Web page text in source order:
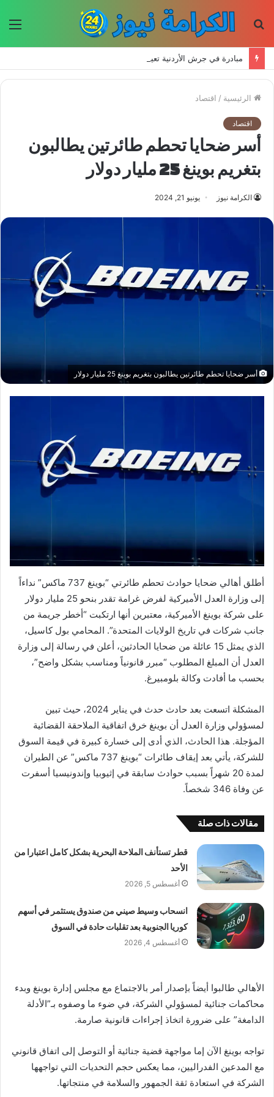
الرئيسية / اقتصاد
اقتصاد
أسر ضحايا تحطم طائرتين يطالبون
بتغريم بوينغ 25 مليار دولار
الكرامة نيوز يونيو 21, 2024
أسر ضحايا تحطم طائرتين يطالبون بتغريم بوينغ 25 مليار دولار
أطلق أهالي ضحايا حوادث تحطم طائرتي “بوينغ 737 ماكس” نداءاً
إلى وزارة العدل الأميركية لفرض غرامة تقدر بنحو 25 مليار دولار
على شركة بوينغ الأميركية، معتبرين أنها ارتكبت “أخطر جريمة من
جانب شركات في تاريخ الولايات المتحدة”. المحامي بول كاسيل،
الذي يمثل 15 عائلة من ضحايا الحادثين، أعلن في رسالة إلى وزارة
العدل أن المبلغ المطلوب “مبرر قانونياً ومناسب بشكل واضح”،
بحسب ما أفادت وكالة بلومبيرغ.
المشكلة اتسعت بعد حادث حدث في يناير 2024، حيث تبين
لمسؤولي وزارة العدل أن بوينغ خرق اتفاقية الملاحقة القضائية
المؤجلة. هذا الحادث، الذي أدى إلى خسارة كبيرة في قيمة السوق
للشركة، يأتي بعد إيقاف طائرات “بوينغ 737 ماكس” عن الطيران
لمدة 20 شهراً بسبب حوادث سابقة في إثيوبيا وإندونيسيا أسفرت
عن وفاة 346 شخصاً.
مقالات ذات صلة
قطر تستأنف الملاحة البحرية بشكل كامل اعتبارا من
الأحد
أغسطس 5, 2026
انسحاب وسيط صيني من صندوق يستثمر في أسهم
كوريا الجنوبية بعد تقلبات حادة في السوق
أغسطس 4, 2026
الأهالي طالبوا أيضاً بإصدار أمر بالاجتماع مع مجلس إدارة بوينغ وبدء
محاكمات جنائية لمسؤولي الشركة، في ضوء ما وصفوه بـ”الأدلة
الدامغة” على ضرورة اتخاذ إجراءات قانونية صارمة.
تواجه بوينغ الآن إما مواجهة قضية جنائية أو التوصل إلى اتفاق قانوني
مع المدعين الفدراليين، مما يعكس حجم التحديات التي تواجهها
الشركة في استعادة ثقة الجمهور والسلامة في منتجاتها.